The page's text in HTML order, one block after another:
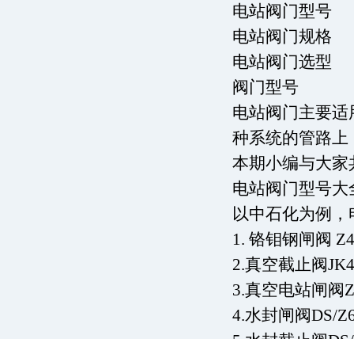
电站阀门型号
电站阀门规格
电站阀门选型
阀门型号
电站阀门主要
种系统的管路
本期小编与大家
电站阀门型号大
以中石化为例
1. 铬钼钢闸阀
2.真空截止阀
3.真空电站闸阀
4.水封闸阀DS/